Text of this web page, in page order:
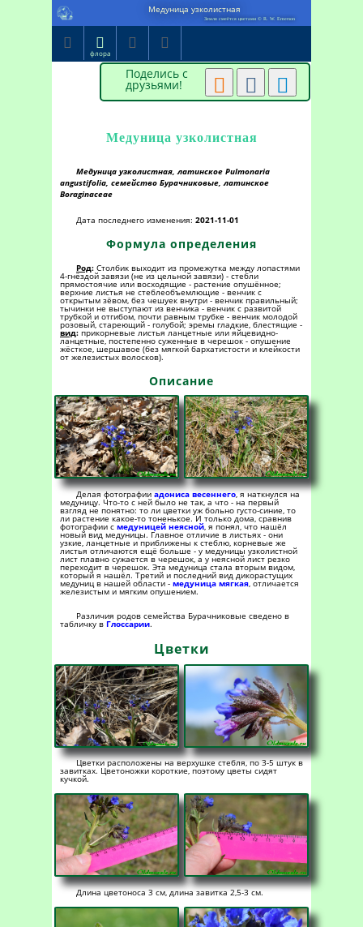
Медуница узколистная
Земля смеётся цветами © R. W. Emerson
 
флора
 
  
Поделись с
друзьями!
Медуница узколистная
Медуница узколистная, латинское Pulmonaria
angustifolia, семейство Бурачниковые, латинское
Boraginaceae
Дата последнего изменения: 2021-11-01
Формула определения
Род: Столбик выходит из промежутка между лопастями
4-гнёздой завязи (не из цельной завязи) - стебли
прямостоячие или восходящие - растение опушённое;
верхние листья не стеблеобъемлющие - венчик с
открытым зёвом, без чешуек внутри - венчик правильный;
тычинки не выступают из венчика - венчик с развитой
трубкой и отгибом, почти равным трубке - венчик молодой
розовый, стареющий - голубой; эремы гладкие, блестящие -
вид: прикорневые листья ланцетные или яйцевидно-
ланцетные, постепенно суженные в черешок - опушение
жёсткое, шершавое (без мягкой бархатистости и клейкости
от железистых волосков).
Описание
Делая фотографииадониса весеннего, я наткнулся на
медуницу. Что-то с ней было не так, а что - на первый
взгляд не понятно: то ли цветки уж больно густо-синие, то
ли растение какое-то тоненькое. И только дома, сравнив
фотографии с медуницей неясной , я понял, что нашёл
новый вид медуницы. Главное отличие в листьях - они
узкие, ланцетные и приближены к стеблю, корневые же
листья отличаются ещё больше - у медуницы узколистной
лист плавно сужается в черешок, а у неясной лист резко
переходит в черешок. Эта медуница стала вторым видом,
который я нашёл. Третий и последний вид дикорастущих
медуниц в нашей области - медуница мягкая , отличается
железистым и мягким опушением.
Различия родов семейства Бурачниковые сведено в
табличку в Глоссарии.
Цветки
Цветки расположены на верхушке стебля, по 3-5 штук в
завитках. Цветоножки короткие, поэтому цветы сидят
кучкой.
Длина цветоноса 3 см, длина завитка 2,5-3 см.